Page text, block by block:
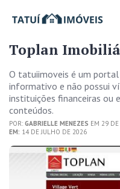
Toplan
O tatuiimoveis é um
informativo e não possui
instituições financeiras ou
conteúdos.
POR: GABRIELLE MENEZES EM 29
EM: 14 DE JULHO DE 2026